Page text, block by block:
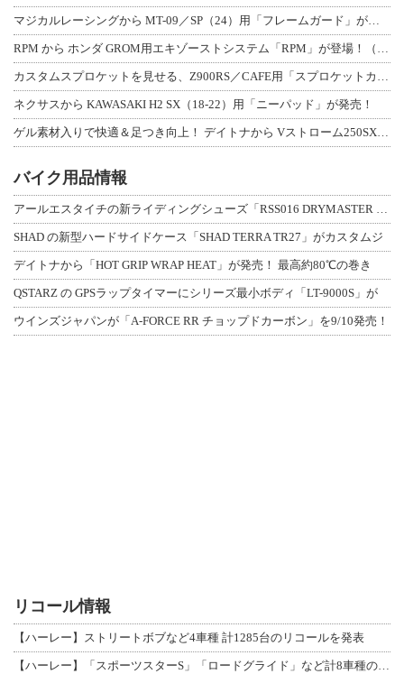
マジカルレーシングから MT-09／SP（24）用「フレームガード」が登場！
RPM から ホンダ GROM用エキゾーストシステム「RPM」が登場！（動画あり
カスタムスプロケットを見せる、Z900RS／CAFE用「スプロケットカバーフルキ
ネクサスから KAWASAKI H2 SX（18-22）用「ニーパッド」が発売！
ゲル素材入りで快適＆足つき向上！ デイトナから Vストローム250SX用「快適ロ
バイク用品情報
アールエスタイチの新ライディングシューズ「RSS016 DRYMASTER スト
SHAD の新型ハードサイドケース「SHAD TERRA TR27」がカスタムジ
デイトナから「HOT GRIP WRAP HEAT」が発売！ 最高約80℃の巻き
QSTARZ の GPSラップタイマーにシリーズ最小ボディ「LT-9000S」が
ウインズジャパンが「A-FORCE RR チョップドカーボン」を9/10発売！
リコール情報
【ハーレー】ストリートボブなど4車種 計1285台のリコールを発表
【ハーレー】「スポーツスターS」「ロードグライド」など計8車種のリコールを発表